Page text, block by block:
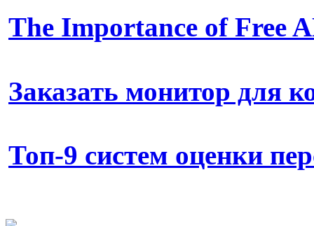
The Importance of Free
Заказать монитор для
Топ-9 систем оценки